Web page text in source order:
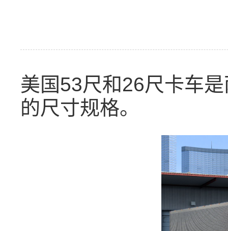
美国53尺和26尺卡车
的尺寸规格。